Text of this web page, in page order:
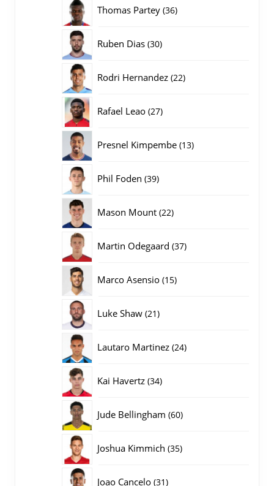
Thomas Partey 3636
Ruben Dias 3030
Rodri Hernandez 2222
Rafael Leao 2727
Presnel Kimpembe 1313
Phil Foden 3939
Mason Mount 2222
Martin Odegaard 3737
Marco Asensio 1515
Luke Shaw 2121
Lautaro Martinez 2424
Kai Havertz 3434
Jude Bellingham 6060
Joshua Kimmich 3535
Joao Cancelo 3131